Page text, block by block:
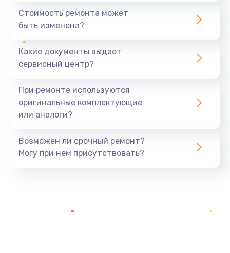
700 руб.
Ремонт разъема
Замена фейдеров
Заказать
Стоимость ремонта может
быть изменена?
Какие документы выдает
сервисный центр?
При ремонте используются
оригинальные комплектующие
или аналоги?
Возможен ли срочный ремонт?
Могу при нем присутствовать?